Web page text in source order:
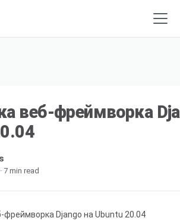
веб-фреймворка
7 min read